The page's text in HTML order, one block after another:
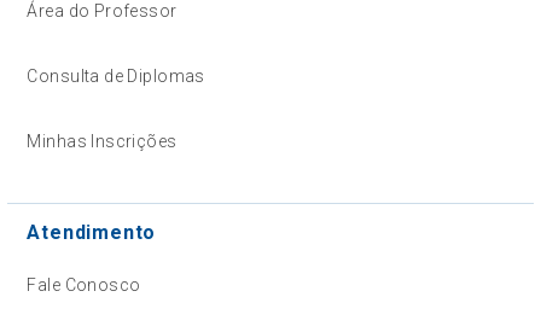
Área do Professor
Consulta de Diplomas
Minhas Inscrições
Atendimento
Fale Conosco